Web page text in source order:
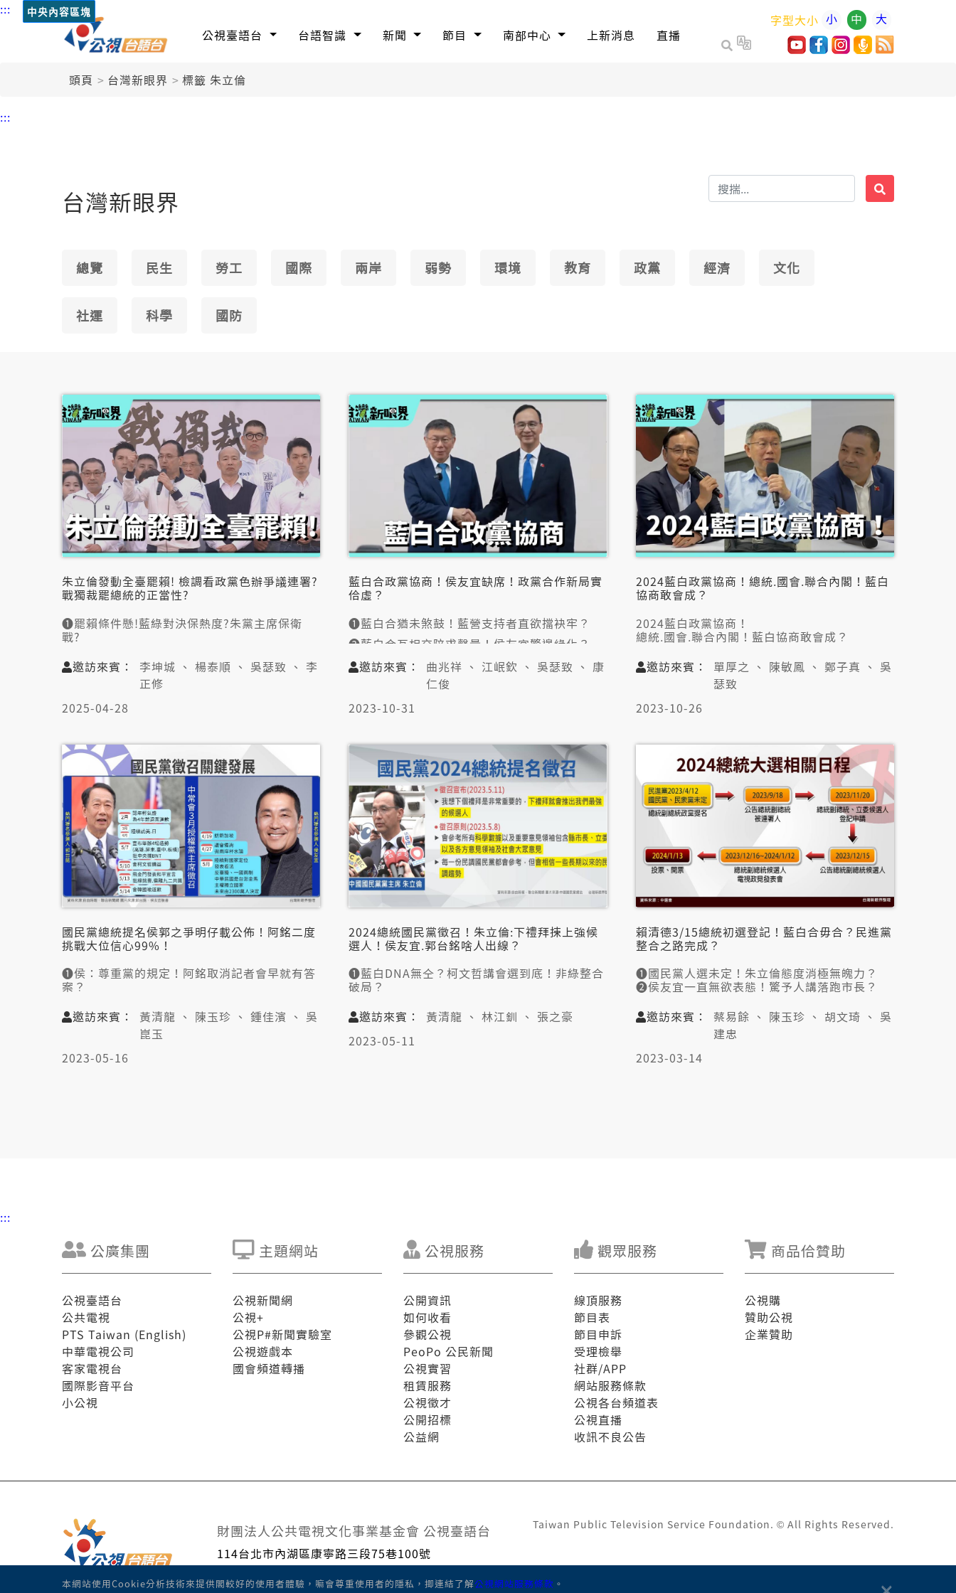
::: 中央內容區塊
公視臺語台 台語智識 新聞 節目 南部中心 上新消息 直播
字型大小 小 中 大
頭頁 台灣新眼界 標籤 朱立倫
:::
台灣新眼界
總覽 民生 勞工 國際 兩岸 弱勢 環境 教育 政黨 經濟 文化
社運 科學 國防
朱立倫發動全臺罷賴! 檢調看政黨色辦爭議連署?
戰獨裁罷總統的正當性?
➊罷賴條件懸!藍綠對決保熱度?朱黨主席保衛
戰?
拚?
➌賴無滿意度新懸!民眾無信任?兩岸交流無共
👤邀訪來賓:
楊泰順(中國文化大學政治學系退休教授)
吳瑟致(台灣智庫諮詢委員)
李正修(國政基金會副研究員)
邀訪來賓：
李坤城 、 楊泰順 、 吳瑟致 、 李
正修
2025-04-28
藍白合政黨協商！侯友宜缺席！政黨合作新局實
佮虛？
❶藍白合猶未煞鼓！藍營支持者直欲擋袂牢？
❷藍白合互相交陪求聲量！侯友宜驚邊緣化？
❸合作會當避免一黨獨大？政治學概念清楚？
👤邀訪來賓：
江岷欽（世新大學新聞系客座教授）
吳瑟致（台灣智庫中國問題研究中心主任）
康仁俊（資深媒體人）
邀訪來賓：
曲兆祥 、 江岷欽 、 吳瑟致 、 康
仁俊
2023-10-31
2024藍白政黨協商！總統.國會.聯合內閣！藍白
協商敢會成？
2024藍白政黨協商！
總統.國會.聯合內閣！藍白協商敢會成？
❷結果逐家攏知知？藍白合搬一齣戲拚聲量？
❸賴清德聲量邊緣化！綠閣煏歹代！關關過？
👤邀訪來賓：
單厚之（資深媒體人）
鄭子真（中國文化大學政治學系教授）
吳瑟致（台灣智庫中國問題研究中心主任）
邀訪來賓：
單厚之 、 陳敏鳳 、 鄭子真 、 吳
瑟致
2023-10-26
國民黨總統提名侯郭之爭明仔載公佈！阿銘二度
挑戰大位信心99%！
❶侯：尊重黨的規定！阿銘取消記者會早就有答
案？
㧣？
❸朱立倫這斗僫撨摵！風聲欲招阿銘做不分區立
➍兩岸論述有精差！侯無講九二共識！北京嘛會
驚？
邀訪來賓：
黃清龍 、 陳玉珍 、 鍾佳濱 、 吳
崑玉
2023-05-16
2024總統國民黨徵召！朱立倫:下禮拜捒上強候
選人！侯友宜.郭台銘啥人出線？
❶藍白DNA無仝？柯文哲講會選到底！非綠整合
破局？
紅線？
❸民進黨穩贏？8年慣例僫拍破！國民黨和美關
係䆀？
邀訪來賓：
黃清龍 、 林江釧 、 張之豪
2023-05-11
賴清德3/15總統初選登記！藍白合毋合？民進黨
整合之路完成？
❶國民黨人選未定！朱立倫態度消極無魄力？
❷侯友宜一直無欲表態！驚予人講落跑市長？
➍習近平連任閣喝統一 中國兩手策略影響臺灣？
蔡易餘（民進黨立委）
邀訪來賓：
蔡易餘 、 陳玉珍 、 胡文琦 、 吳
建忠
2023-03-14
:::
公廣集團
公視臺語台
公共電視
PTS Taiwan (English)
中華電視公司
客家電視台
國際影音平台
小公視
主題網站
公視新聞網
公視+
公視P#新聞實驗室
公視遊戲本
國會頻道轉播
公視服務
公開資訊
如何收看
參觀公視
PeoPo 公民新聞
公視實習
租賃服務
公視徵才
公開招標
公益網
觀眾服務
線頂服務
節目表
節目申訴
受理檢舉
社群/APP
網站服務條款
公視各台頻道表
公視直播
收訊不良公告
商品佮贊助
公視購
贊助公視
企業贊助
財團法人公共電視文化事業基金會 公視臺語台
114台北市內湖區康寧路三段75巷100號
客服專線: 02-87521600
客服信箱: support@taigi.pts.org.tw
Taiwan Public Television Service Foundation. © All Rights Reserved.
本網站使用Cookie分析技術來提供閣較好的使用者體驗，嘛會尊重使用者的隱私，揤連結了解公視網站服務條款 。